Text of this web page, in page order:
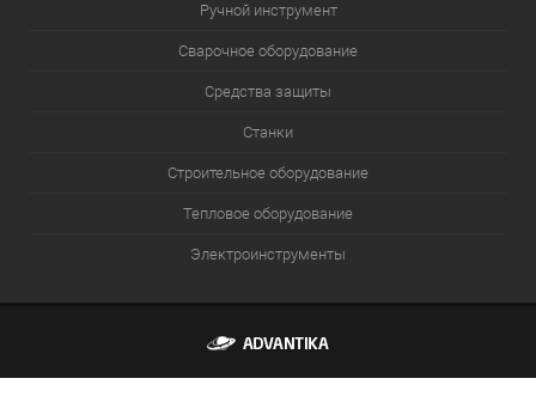
Ручной инструмент
Сварочное оборудование
Средства защиты
Станки
Строительное оборудование
Тепловое оборудование
Электроинструменты